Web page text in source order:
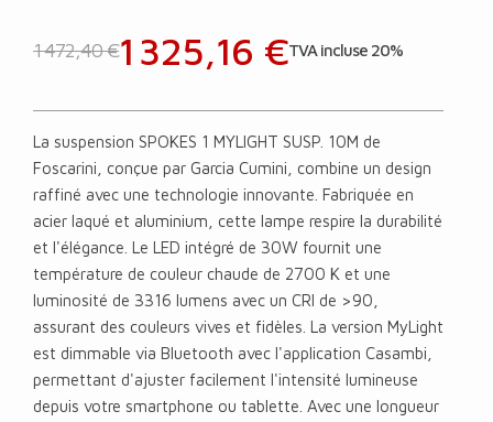
1 472,40 €1 325,16 €TVA incluse 20%
La suspension SPOKES 1 MYLIGHT SUSP. 10M de
Foscarini, conçue par Garcia Cumini, combine un design
raffiné avec une technologie innovante. Fabriquée en
acier laqué et aluminium, cette lampe respire la durabilité
et l'élégance. Le LED intégré de 30W fournit une
température de couleur chaude de 2700 K et une
luminosité de 3316 lumens avec un CRI de >90,
assurant des couleurs vives et fidèles. La version MyLight
est dimmable via Bluetooth avec l'application Casambi,
permettant d'ajuster facilement l'intensité lumineuse
depuis votre smartphone ou tablette. Avec une longueur